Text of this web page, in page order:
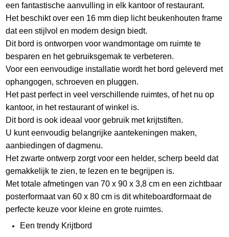
een fantastische aanvulling in elk kantoor of restaurant.
Het beschikt over een 16 mm diep licht beukenhouten frame
dat een stijlvol en modern design biedt.
Dit bord is ontworpen voor wandmontage om ruimte te
besparen en het gebruiksgemak te verbeteren.
Voor een eenvoudige installatie wordt het bord geleverd met
ophangogen, schroeven en pluggen.
Het past perfect in veel verschillende ruimtes, of het nu op
kantoor, in het restaurant of winkel is.
Dit bord is ook ideaal voor gebruik met krijtstiften.
U kunt eenvoudig belangrijke aantekeningen maken,
aanbiedingen of dagmenu.
Het zwarte ontwerp zorgt voor een helder, scherp beeld dat
gemakkelijk te zien, te lezen en te begrijpen is.
Met totale afmetingen van 70 x 90 x 3,8 cm en een zichtbaar
posterformaat van 60 x 80 cm is dit whiteboardformaat de
perfecte keuze voor kleine en grote ruimtes.
Een trendy Krijtbord